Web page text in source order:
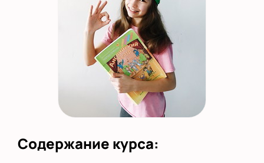
Содержание курса: